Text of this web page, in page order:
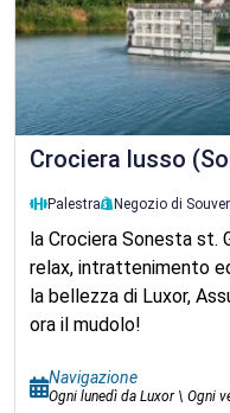
Crociera lusso
Palestra Negozio di
la Crociera Sonesta
relax, intrattenimento
la bellezza di Luxor,
ora il mudolo!
Navigazione
Ogni lunedì da Luxor \ Ogni